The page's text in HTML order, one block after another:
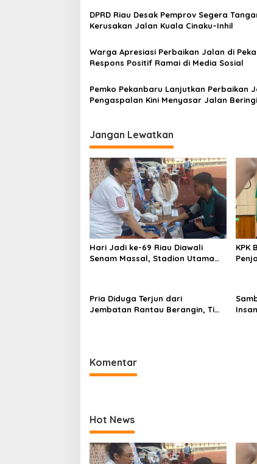
i
o
s
DPRD Riau Desak Pemprov Segera
Kerusakan Jalan Kuala Cinaku–Inhil
Warga Apresiasi Perbaikan Jalan di
Respons Positif Ramai di Media Sosial
Pemko Pekanbaru Lanjutkan Perbaikan
Pengaspalan Kini Menyasar Jalan
Jangan Lewatkan
Hari Jadi ke-69 Riau Diawali
Senam Massal, Stadion Utama
KPK
Pria Diduga Terjun dari
Jembatan Rantau Berangin, Tim
Komentar
Hot News